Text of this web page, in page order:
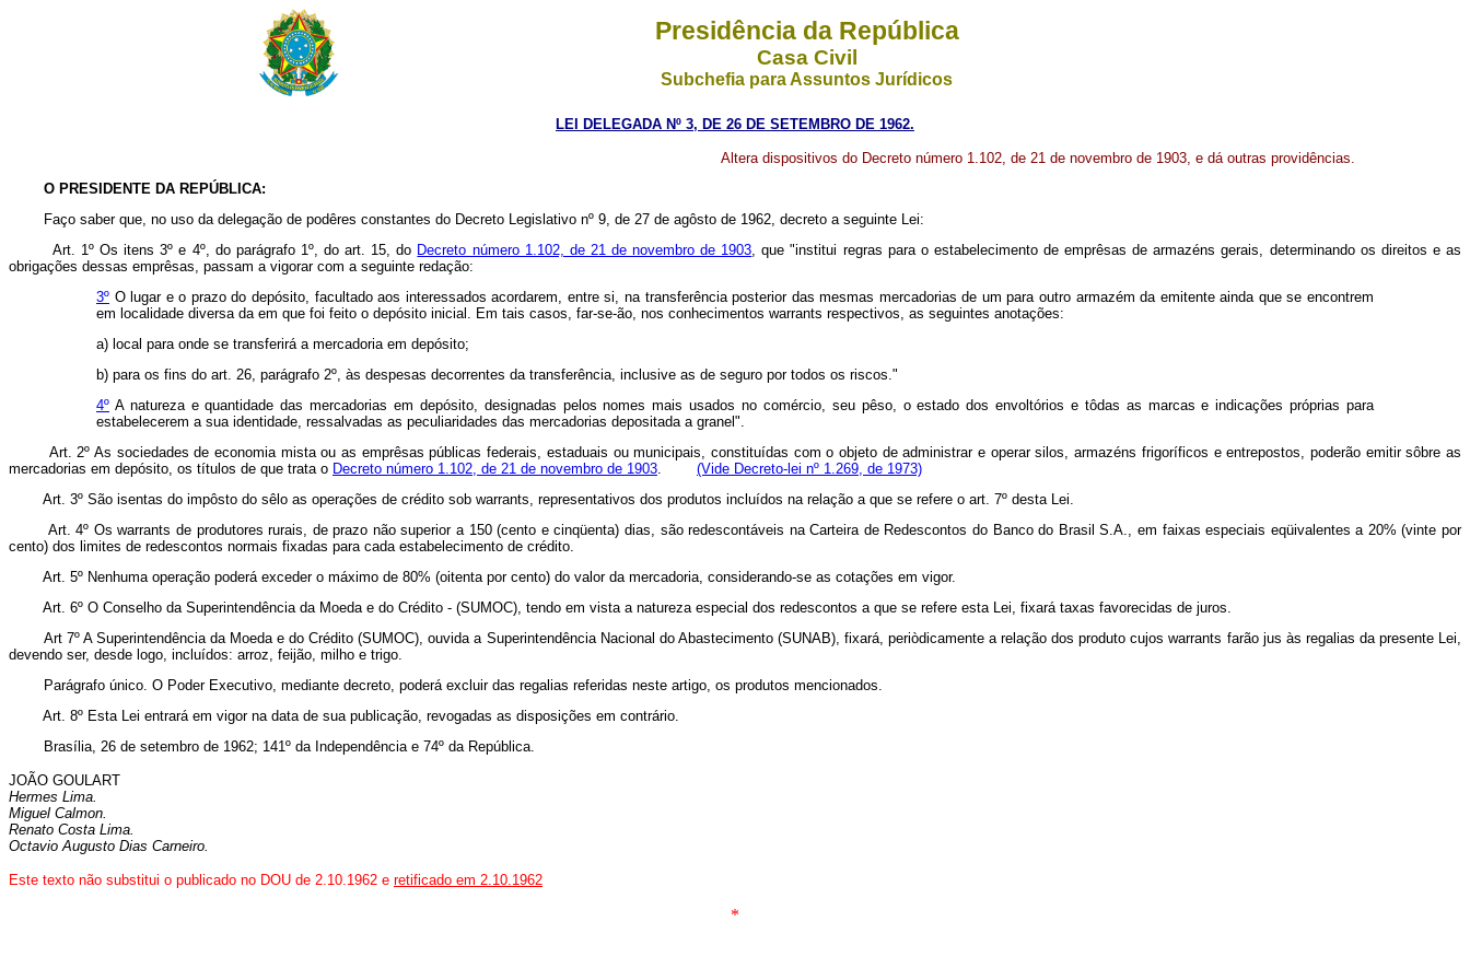
Presidência da República
Casa Civil
Subchefia para Assuntos Jurídicos
LEI DELEGADA Nº 3, DE 26 DE SETEMBRO DE 1962.
Altera dispositivos do Decreto número 1.102, de 21 de novembro de 1903, e dá outras providências.
O PRESIDENTE DA REPÚBLICA:
Faço saber que, no uso da delegação de podêres constantes do Decreto Legislativo nº 9, de 27 de agôsto de 1962, decreto a seguinte Lei:
Art. 1º Os itens 3º e 4º, do parágrafo 1º, do art. 15, do Decreto número 1.102, de 21 de novembro de 1903, que "institui regras para o estabelecimento de emprêsas de armazéns gerais, determinando os direitos e as
obrigações dessas emprêsas, passam a vigorar com a seguinte redação:
3º O lugar e o prazo do depósito, facultado aos interessados acordarem, entre si, na transferência posterior das mesmas mercadorias de um para outro armazém da emitente ainda que se encontrem
em localidade diversa da em que foi feito o depósito inicial. Em tais casos, far-se-ão, nos conhecimentos warrants respectivos, as seguintes anotações:
a) local para onde se transferirá a mercadoria em depósito;
b) para os fins do art. 26, parágrafo 2º, às despesas decorrentes da transferência, inclusive as de seguro por todos os riscos."
4º A natureza e quantidade das mercadorias em depósito, designadas pelos nomes mais usados no comércio, seu pêso, o estado dos envoltórios e tôdas as marcas e indicações próprias para
estabelecerem a sua identidade, ressalvadas as peculiaridades das mercadorias depositada a granel".
Art. 2º As sociedades de economia mista ou as emprêsas públicas federais, estaduais ou municipais, constituídas com o objeto de administrar e operar silos, armazéns frigoríficos e entrepostos, poderão emitir sôbre as
mercadorias em depósito, os títulos de que trata o Decreto número 1.102, de 21 de novembro de 1903. (Vide Decreto-lei nº 1.269, de 1973)
Art. 3º São isentas do impôsto do sêlo as operações de crédito sob warrants, representativos dos produtos incluídos na relação a que se refere o art. 7º desta Lei.
Art. 4º Os warrants de produtores rurais, de prazo não superior a 150 (cento e cinqüenta) dias, são redescontáveis na Carteira de Redescontos do Banco do Brasil S.A., em faixas especiais eqüivalentes a 20% (vinte por
cento) dos limites de redescontos normais fixadas para cada estabelecimento de crédito.
Art. 5º Nenhuma operação poderá exceder o máximo de 80% (oitenta por cento) do valor da mercadoria, considerando-se as cotações em vigor.
Art. 6º O Conselho da Superintendência da Moeda e do Crédito - (SUMOC), tendo em vista a natureza especial dos redescontos a que se refere esta Lei, fixará taxas favorecidas de juros.
Art 7º A Superintendência da Moeda e do Crédito (SUMOC), ouvida a Superintendência Nacional do Abastecimento (SUNAB), fixará, periòdicamente a relação dos produto cujos warrants farão jus às regalias da presente Lei,
devendo ser, desde logo, incluídos: arroz, feijão, milho e trigo.
Parágrafo único. O Poder Executivo, mediante decreto, poderá excluir das regalias referidas neste artigo, os produtos mencionados.
Art. 8º Esta Lei entrará em vigor na data de sua publicação, revogadas as disposições em contrário.
Brasília, 26 de setembro de 1962; 141º da Independência e 74º da República.
JOÃO GOULART
Hermes Lima.
Miguel Calmon.
Renato Costa Lima.
Octavio Augusto Dias Carneiro.
Este texto não substitui o publicado no DOU de 2.10.1962 e retificado em 2.10.1962
*